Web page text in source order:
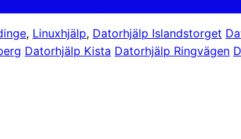
, Linuxhjälp, Datorhjälp Islandstorget
Datorhjälp Kista Datorhjälp Ringvägen